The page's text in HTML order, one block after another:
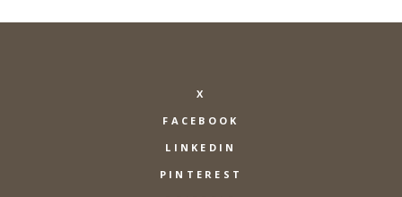
X
FACEBOOK
LINKEDIN
PINTEREST